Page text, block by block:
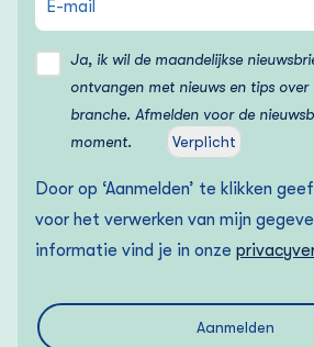
Ja, ik wil de maandelijkse
ontvangen met nieuws en tips over
branche. Afmelden voor de
moment.
Verplicht
Door op ‘Aanmelden’ te klikken
voor het verwerken van mijn
informatie vind je in onze